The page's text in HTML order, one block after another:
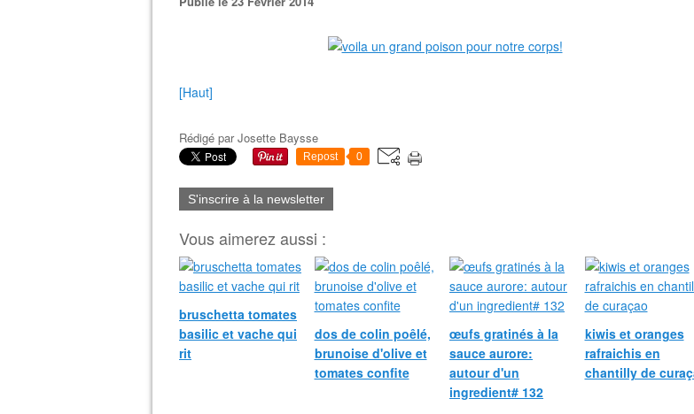
[Haut]
Rédigé parJosette Baysse
Repost 0
S'inscrire à la newsletter
Vous aimerez aussi :
bruschetta tomates
basilic et vache qui
rit
dos de colin poêlé,
brunoise d'olive et
tomates confite
œufs gratinés à la
sauce aurore:
autour d'un
ingredient# 132
kiwis et oranges
rafraichis en
chantilly de